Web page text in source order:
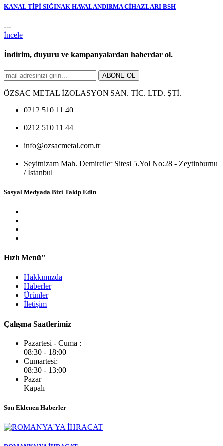
KANAL TİPİ SIĞINAK HAVALANDIRMA CİHAZLARI BSH
---
İncele
İndirim, duyuru ve kampanyalardan haberdar ol.
ABONE OL
ÖZSAC METAL İZOLASYON SAN. TİC. LTD. ŞTİ.
0212 510 11 40
0212 510 11 44
info@ozsacmetal.com.tr
Seyitnizam Mah. Demirciler Sitesi 5.Yol No:28 - Zeytinburnu
/ İstanbul
Sosyal Medyada Bizi Takip Edin
Hızlı Menü"
Hakkımızda
Haberler
Ürünler
İletişim
Çalışma Saatlerimiz
Pazartesi - Cuma :
08:30 - 18:00
Cumartesi:
08:30 - 13:00
Pazar
Kapalı
Son Eklenen Haberler